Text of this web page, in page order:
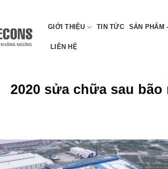
GIỚI THIỆU TIN TỨC SẢN PHẨM
LIÊN HỆ
2020 sửa chữa sau bão